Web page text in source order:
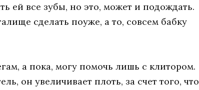
ей все зубы, но это, может и подождать.
сделать поуже, а то, совсем бабку
а пока, могу помочь лишь с клитором.
он увеличивает плоть, за счет того, что